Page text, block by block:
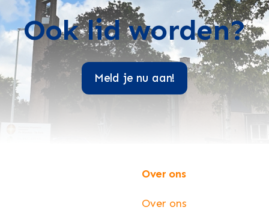
Ook lid worden?
Meld je nu aan!
Over ons
Over ons